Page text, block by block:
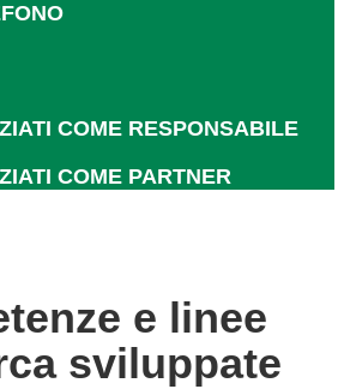
COME RESPONSABILE
COME PARTNER
e linee
sviluppate